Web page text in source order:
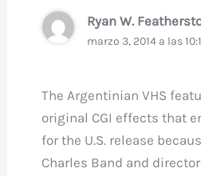
Ryan W.
marzo 3, 2014 a las
The Argentinian VHS
original CGI effects that
for the U.S. release
Charles Band and